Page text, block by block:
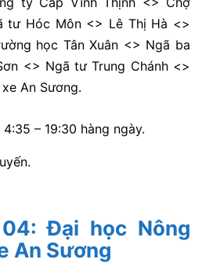
tư Hóc Môn <> Lê Thị Hà <>
học Tân Xuân <> Ngã ba
<> Ngã tư Trung Chánh <>
An Sương.
4:35 – 19:30 hàng ngày.
Đại học Nông
An Sương